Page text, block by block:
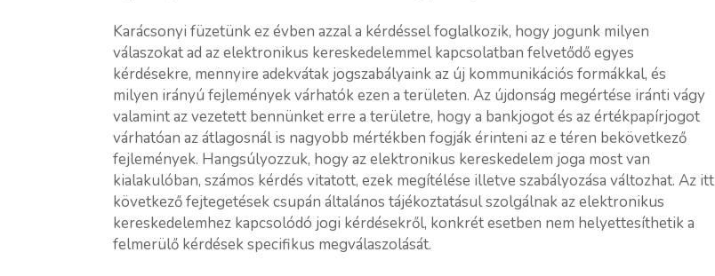
Karácsonyi füzetünk ez évben azzal a kérdéssel foglalkozik, hogy jogunk milyen
válaszokat ad az elektronikus kereskedelemmel kapcsolatban felvetődő egyes
kérdésekre, mennyire adekvátak jogszabályaink az új kommunikációs formákkal, és
milyen irányú fejlemények várhatók ezen a területen. Az újdonság megértése iránti vágy
valamint az vezetett bennünket erre a területre, hogy a bankjogot és az értékpapírjogot
várhatóan az átlagosnál is nagyobb mértékben fogják érinteni az e téren bekövetkező
fejlemények. Hangsúlyozzuk, hogy az elektronikus kereskedelem joga most van
kialakulóban, számos kérdés vitatott, ezek megítélése illetve szabályozása változhat. Az itt
következő fejtegetések csupán általános tájékoztatásul szolgálnak az elektronikus
kereskedelemhez kapcsolódó jogi kérdésekről, konkrét esetben nem helyettesíthetik a
felmerülő kérdések specifikus megválaszolását.